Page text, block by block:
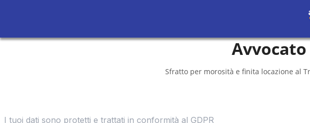
Sfratto per morosità e finita locazione al